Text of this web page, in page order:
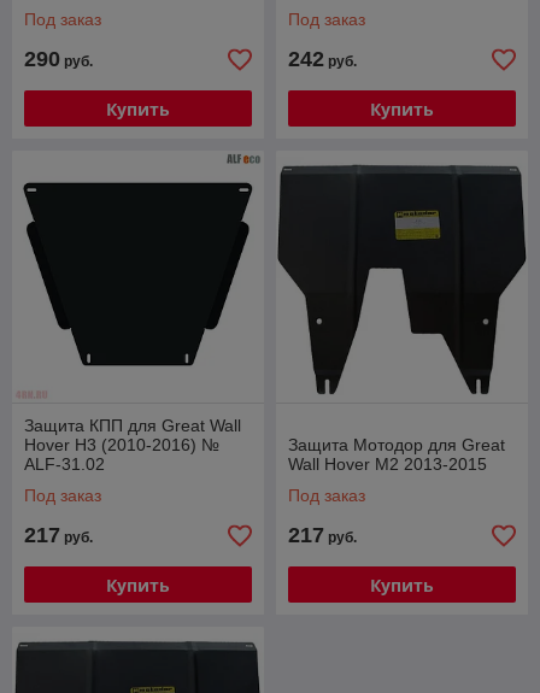
Под заказ
290 руб.
Купить
Под заказ
242 руб.
Купить
Защита КПП для Great Wall
Hover H3 (2010-2016) №
ALF-31.02
Под заказ
217 руб.
Купить
Защита Мотодор для Great
Wall Hover M2 2013-2015
Под заказ
217 руб.
Купить